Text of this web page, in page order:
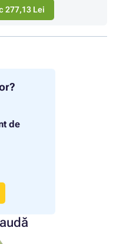
de
277,13 Lei